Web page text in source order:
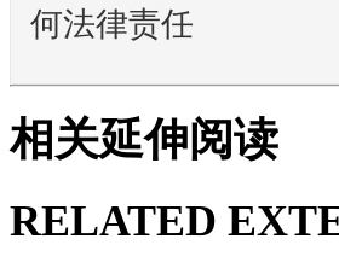
何法律责任
相关延伸阅读
RELATED